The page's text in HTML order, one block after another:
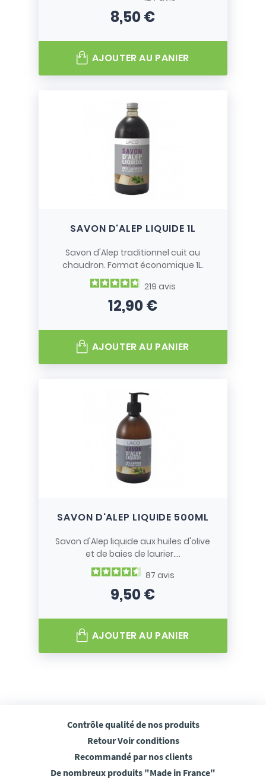
Prix
8,50 €
AJOUTER AU PANIER
SAVON D'ALEP LIQUIDE 1L
Savon d'Alep traditionnel cuit au
chaudron. Format économique 1L.
219 avis
Prix
12,90 €
AJOUTER AU PANIER
SAVON D'ALEP LIQUIDE 500ML
Savon d'Alep liquide aux huiles d'olive
et de baies de laurier....
87 avis
Prix
9,50 €
AJOUTER AU PANIER
Contrôle qualitéde nos produits
RetourVoir conditions
Recommandépar nos clients
De nombreux produits "Made in France"